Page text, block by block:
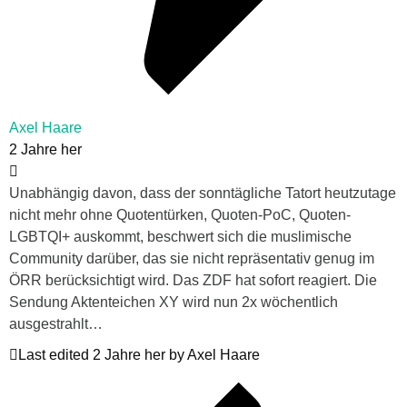
Axel Haare
2 Jahre her
Unabhängig davon, dass der sonntägliche Tatort heutzutage
nicht mehr ohne Quotentürken, Quoten-PoC, Quoten-
LGBTQI+ auskommt, beschwert sich die muslimische
Community darüber, das sie nicht repräsentativ genug im
ÖRR berücksichtigt wird. Das ZDF hat sofort reagiert. Die
Sendung Aktenteichen XY wird nun 2x wöchentlich
ausgestrahlt…
Last edited 2 Jahre her by Axel Haare